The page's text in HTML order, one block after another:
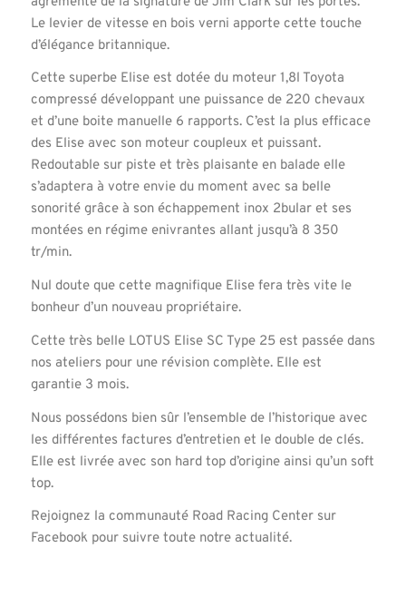
Le levier de vitesse en bois verni apporte cette touche
d’élégance britannique.
Cette superbe Elise est dotée du moteur 1,8l Toyota
compressé développant une puissance de 220 chevaux
et d’une boite manuelle 6 rapports. C’est la plus efficace
des Elise avec son moteur coupleux et puissant.
Redoutable sur piste et très plaisante en balade elle
s’adaptera à votre envie du moment avec sa belle
sonorité grâce à son échappement inox 2bular et ses
montées en régime enivrantes allant jusqu’à 8 350
tr/min.
Nul doute que cette magnifique Elise fera très vite le
bonheur d’un nouveau propriétaire.
Cette très belle LOTUS Elise SC Type 25 est passée dans
nos ateliers pour une révision complète. Elle est
garantie 3 mois.
Nous possédons bien sûr l’ensemble de l’historique avec
les différentes factures d’entretien et le double de clés.
Elle est livrée avec son hard top d’origine ainsi qu’un soft
top.
Rejoignez la communauté Road Racing Center sur
Facebook pour suivre toute notre actualité.